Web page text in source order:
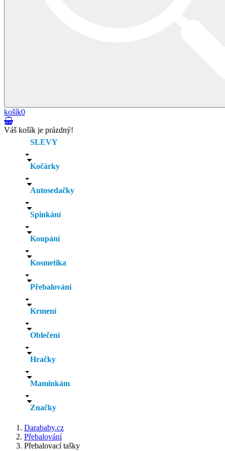
košík0
Váš košík je prázdný!
SLEVY
Kočárky
Autosedačky
Spinkání
Koupání
Kosmetika
Přebalování
Krmení
Oblečení
Hračky
Maminkám
Značky
Darababy.cz
Přebalování
Přebalovací tašky